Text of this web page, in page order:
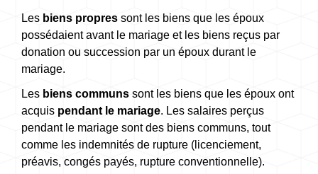
Les biens propres sont les biens que les époux
possédaient avant le mariage et les biens reçus par
donation ou succession par un époux durant le
mariage.
Les biens communs sont les biens que les époux ont
acquis pendant le mariage. Les salaires perçus
pendant le mariage sont des biens communs, tout
comme les indemnités de rupture (licenciement,
préavis, congés payés, rupture conventionnelle).